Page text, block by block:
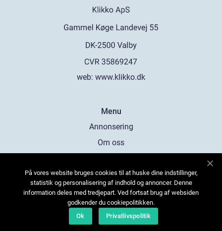
web: www.klikko.dk
Menu
Annonsering
Om oss
Kontakta oss
Sitemap
På vores website bruges cookies til at huske dine indstillinger,
statistik og personalisering af indhold og annoncer. Denne
information deles med tredjepart. Ved fortsat brug af websiden
godkender du cookiepolitikken.
Ok
Privatlivspolitik